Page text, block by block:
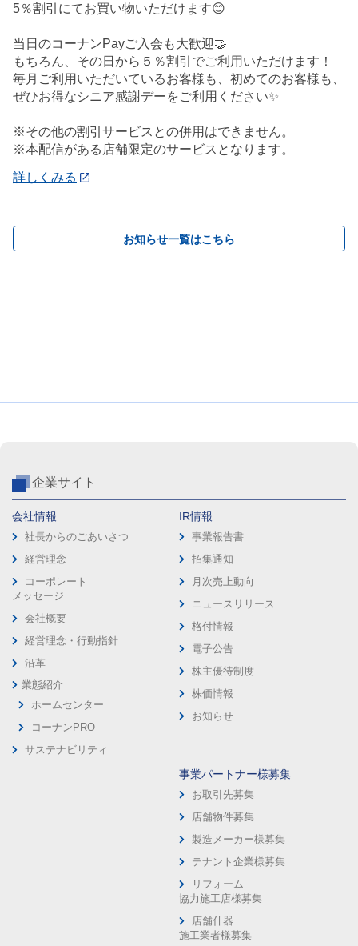
5％割引にてお買い物いただけます😊
当日のコーナンPayご入会も大歓迎🤝
もちろん、その日から５％割引でご利用いただけます！
毎月ご利用いただいているお客様も、初めてのお客様も、
ぜひお得なシニア感謝デーをご利用ください✨
※その他の割引サービスとの併用はできません。
※本配信がある店舗限定のサービスとなります。
詳しくみる
お知らせ一覧はこちら
企業サイト
会社情報
社長からのごあいさつ
経営理念
コーポレート
メッセージ
会社概要
経営理念・行動指針
沿革
業態紹介
ホームセンター
コーナンPRO
サステナビリティ
IR情報
事業報告書
招集通知
月次売上動向
ニュースリリース
格付情報
電子公告
株主優待制度
株価情報
お知らせ
事業パートナー様募集
お取引先募集
店舗物件募集
製造メーカー様募集
テナント企業様募集
リフォーム
協力施工店様募集
店舗什器
施工業者様募集